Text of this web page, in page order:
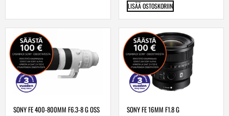
LISÄÄ OSTOSKORIIN
SONY FE 400-800MM F6.3-8 G OSS SONY FE 16MM F1.8 G